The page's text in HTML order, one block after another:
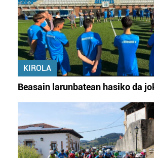
KIROLA
Beasain larunbatean hasiko da